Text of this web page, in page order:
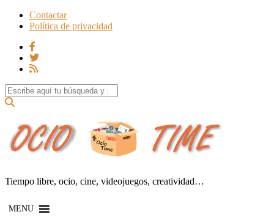
Contactar
Política de privacidad
Search for:
Tiempo libre, ocio, cine, videojuegos, creatividad…
MENU